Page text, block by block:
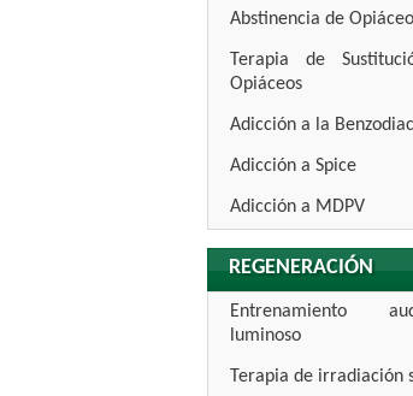
Abstinencia de
Terapia de
Opiáceos
Adicción a la
Adicción a Spice
Adicción a MDPV
REGENERACIÓN
Entrenamiento
luminoso
Terapia de irradiación